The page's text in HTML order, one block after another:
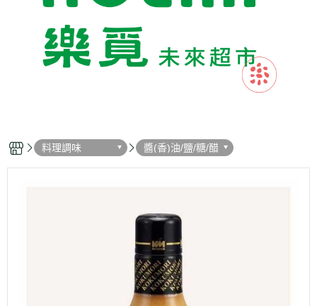
料理調味 醬(香)油/鹽/糖/醋